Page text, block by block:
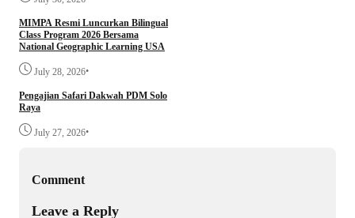
MIMPA Resmi Luncurkan Bilingual
Class Program 2026 Bersama
National Geographic Learning USA
July 28, 2026•
Pengajian Safari Dakwah PDM Solo
Raya
July 27, 2026•
Comment
Leave a Reply